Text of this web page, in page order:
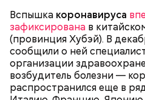
Вспышка коронавируса
зафиксирована в
(провинция Хубэй). В
сообщили о ней
организации
возбудитель болезни —
распространился еще в
На Руси святителя Николая
покровителем моряков,
дочерей.
500 г помидоров;
нарезанные небольшими
минут. Листья шпината или
ботвой свеклы. Полученный
уксусом, сахаром. Подать
виде, посыпать их